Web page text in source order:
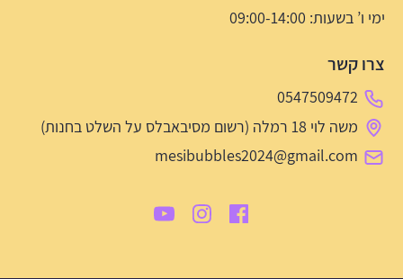
ימי ו’ בשעות: 09:00-14:00
צרו קשר
0547509472
משה לוי 18 רמלה (רשום מסיבאבלס על השלט בחנות)
mesibubbles2024@gmail.com